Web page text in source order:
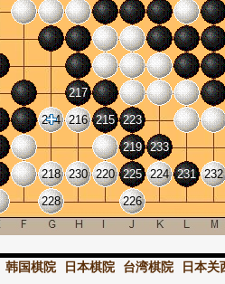
215
216
217
218
219
220
223
224
225
226
228
230 231 232
233
234
韩国棋院 日本棋院 台湾棋院 日本关